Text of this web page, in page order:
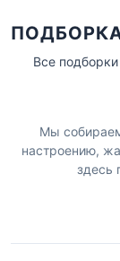
Все подборки
Мы
настроению,
здесь